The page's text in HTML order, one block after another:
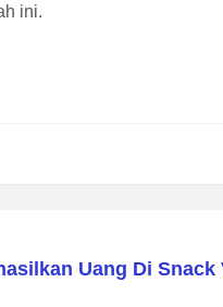
ini.
Uang Di Snack